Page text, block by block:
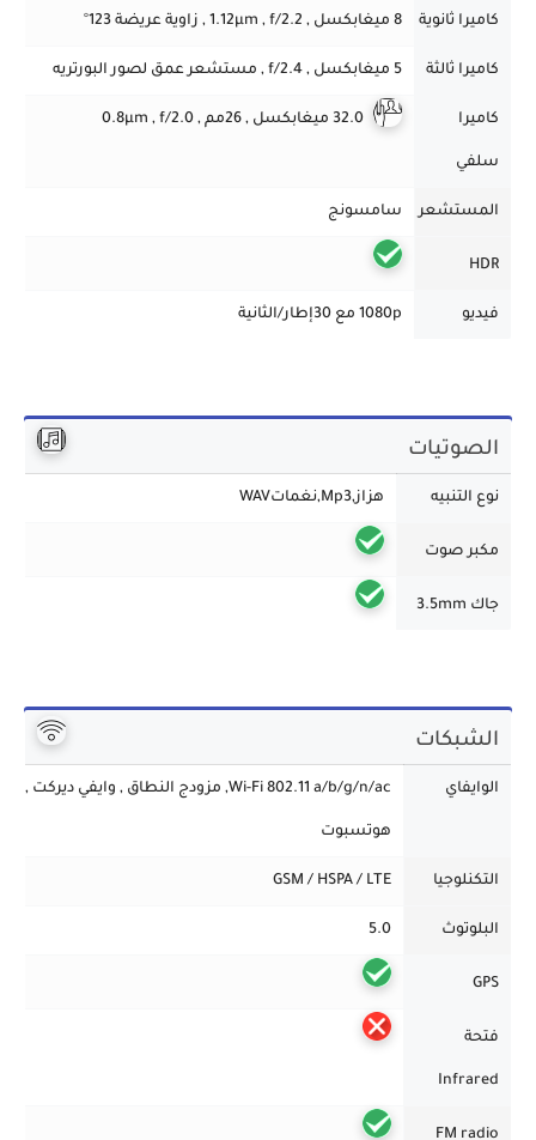
كاميرا ثانوية 8 ميغابكسل , 1.12µm , f/2.2 , زاوية عريضة 123°
كاميرا ثالثة 5 ميغابكسل , f/2.4 , مستشعر عمق لصور البورتريه
كاميرا
سلفي
32.0 ميغابكسل , 26مم , 0.8µm , f/2.0
المستشعر سامسونج
HDR
فيديو 1080p مع 30إطار/الثانية
الصوتيات
نوع التنبيه هزاز,Mp3,نغماتWAV
مكبر صوت
جاك 3.5mm
الشبكات
الوايفاي Wi-Fi 802.11 a/b/g/n/ac, مزودج النطاق , وايفي ديركت ,
هوتسبوت
التكنلوجيا GSM / HSPA / LTE
البلوتوث 5.0
GPS
فتحة
Infrared
FM radio